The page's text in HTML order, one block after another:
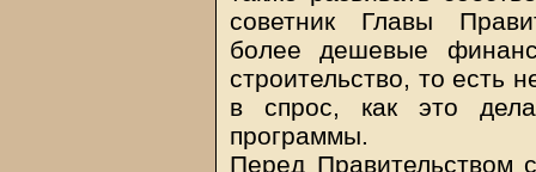
советник Главы
более дешевые
строительство, то есть
в спрос, как это
программы.
Перед Правительством